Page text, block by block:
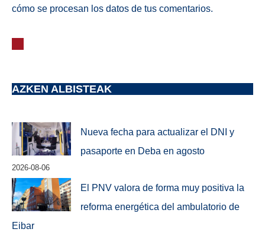
cómo se procesan los datos de tus comentarios.
AZKEN ALBISTEAK
Nueva fecha para actualizar el DNI y
pasaporte en Deba en agosto
2026-08-06
El PNV valora de forma muy positiva la
reforma energética del ambulatorio de
Eibar